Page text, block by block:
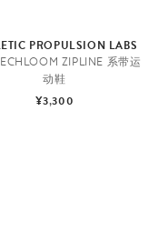
PROPULSION LABS
ZIPLINE 系带运
动鞋
¥3,300